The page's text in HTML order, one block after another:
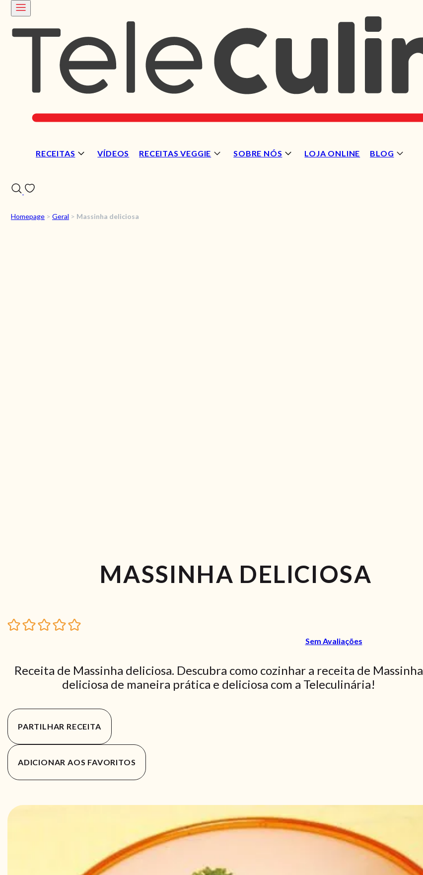
RECEITAS VÍDEOS RECEITAS VEGGIE SOBRE NÓS LOJA ONLINE BLOG
Homepage > Geral > Massinha deliciosa
MASSINHA DELICIOSA
Sem Avaliações
Receita de Massinha deliciosa. Descubra como cozinhar a receita de Massinha
deliciosa de maneira prática e deliciosa com a Teleculinária!
PARTILHAR RECEITA
ADICIONAR AOS FAVORITOS